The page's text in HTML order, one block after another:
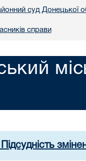
суд Донецької
справи